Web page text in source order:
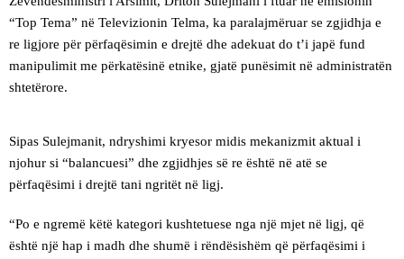
“Top Tema” në Televizionin Telma, ka paralajmëruar se zgjidhja e
re ligjore për përfaqësimin e drejtë dhe adekuat do t’i japë fund
manipulimit me përkatësinë etnike, gjatë punësimit në administratën
shtetërore.
Sipas Sulejmanit, ndryshimi kryesor midis mekanizmit aktual i
njohur si “balancuesi” dhe zgjidhjes së re është në atë se
përfaqësimi i drejtë tani ngritët në ligj.
“Po e ngremë këtë kategori kushtetuese nga një mjet në ligj, që
është një hap i madh dhe shumë i rëndësishëm që përfaqësimi i